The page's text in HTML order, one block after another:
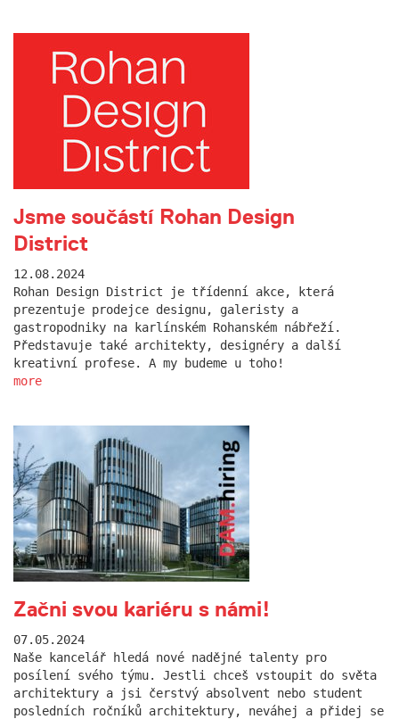
Jsme součástí Rohan Design
District
12.08.2024
Rohan Design District je třídenní akce, která
prezentuje prodejce designu, galeristy a
gastropodniky na karlínském Rohanském nábřeží.
Představuje také architekty, designéry a další
kreativní profese. A my budeme u toho!
more
Začni svou kariéru s námi!
07.05.2024
Naše kancelář hledá nové nadějné talenty pro
posílení svého týmu. Jestli chceš vstoupit do světa
architektury a jsi čerstvý absolvent nebo student
posledních ročníků architektury, neváhej a přidej se